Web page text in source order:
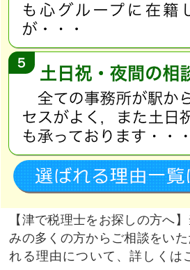
５
津で税理士をお探しの方へ
みの多くの方からご相談をい
れる理由について、詳しくは